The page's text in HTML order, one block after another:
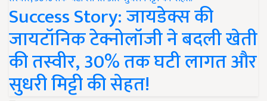
Success Story: जायडेक्स की
जायटॉनिक टेक्नोलॉजी ने बदली खेती
की तस्वीर, 30% तक घटी लागत और
सुधरी मिट्टी की सेहत!